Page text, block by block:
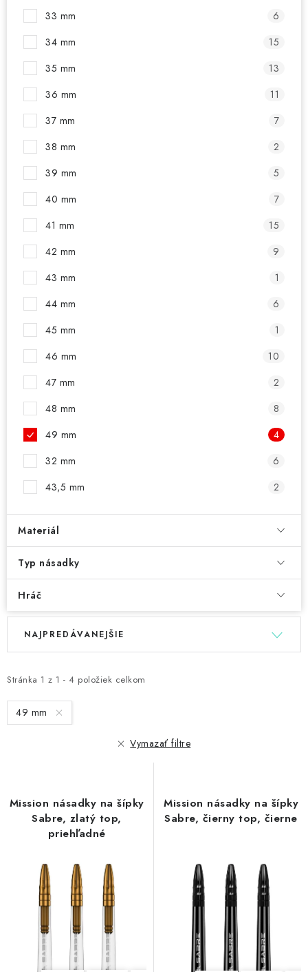
33 mm
6
34 mm
15
35 mm
13
36 mm
11
37 mm
7
38 mm
2
39 mm
5
40 mm
7
41 mm
15
42 mm
9
43 mm
1
44 mm
6
45 mm
1
46 mm
10
47 mm
2
48 mm
8
49 mm
4
32 mm
6
43,5 mm
2
Materiál
Typ násadky
Hráč
V
i
s
p
u
Stránka 1 z 1 - 4 položiek celkom
R
e
n
i
o
NAJPREDÁVANEJŠIE
49 mm
Vymazať filtre
Mission násadky na šípky
Sabre, zlatý top,
priehľadné
Mission násadky na šípky
Sabre, čierny top, čierne